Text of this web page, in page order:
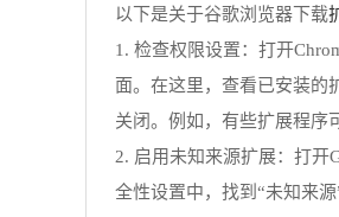
以下是关于谷歌浏览器下载
1. 检查权限设置：打开
面。在这里，查看已安装的
关闭。例如，有些扩展程序
2. 启用未知来源扩展：打开
全性设置中，找到“未知来